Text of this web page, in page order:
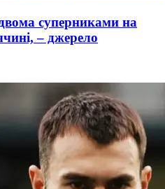
суперниками на
– джерело